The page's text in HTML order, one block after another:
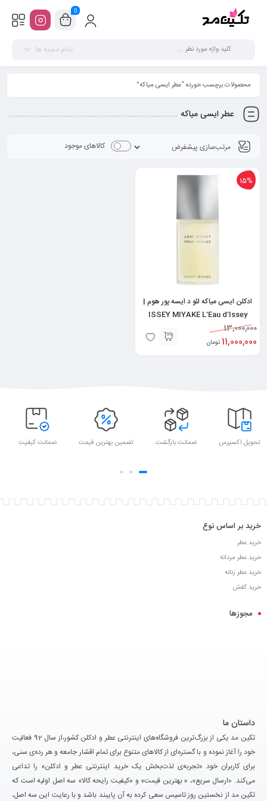
0
تمام دسته ها
محصولات برچسب خورده “عطر ایسی میاکه”
عطر ایسی میاکه
کالاهای موجود
15%
ادکلن ایسی میاکه لئو د ایسه پور هوم |
ISSEY MIYAKE L’Eau d’Issey
Pour Homme 13,000,000
11,000,000 تومان
تحویل اکسپرس ضمانت بازگشت تضمین بهترین قیمت ضمانت کیفیت
خرید بر اساس نوع
خرید عطر
خرید عطر مردانه
خرید عطر زنانه
خرید کفش
مجوزها
داستان ما
تکین مد یکی از بزرگ‌ترین فروشگاه‌های اینترنتی عطر و ادکلن کشور،از سال 92 فعالیت
خود را آغاز نموده و با گستره‌ای از کالاهای متنوع برای تمام اقشار جامعه و هر رده‌ی سنی،
برای کاربران خود «تجربه‌ی لذت‌بخش یک خرید اینترنتی عطر و ادکلن» را تداعی
می‌کند. «ارسال سریع»، « بهترین قیمت» و «کیفیت رایحه کالا» سه اصل اولیه است که
تکین مد از نخستین روز تاسیس سعی کرده به آن پایبند باشد و با رعایت این سه اصل،